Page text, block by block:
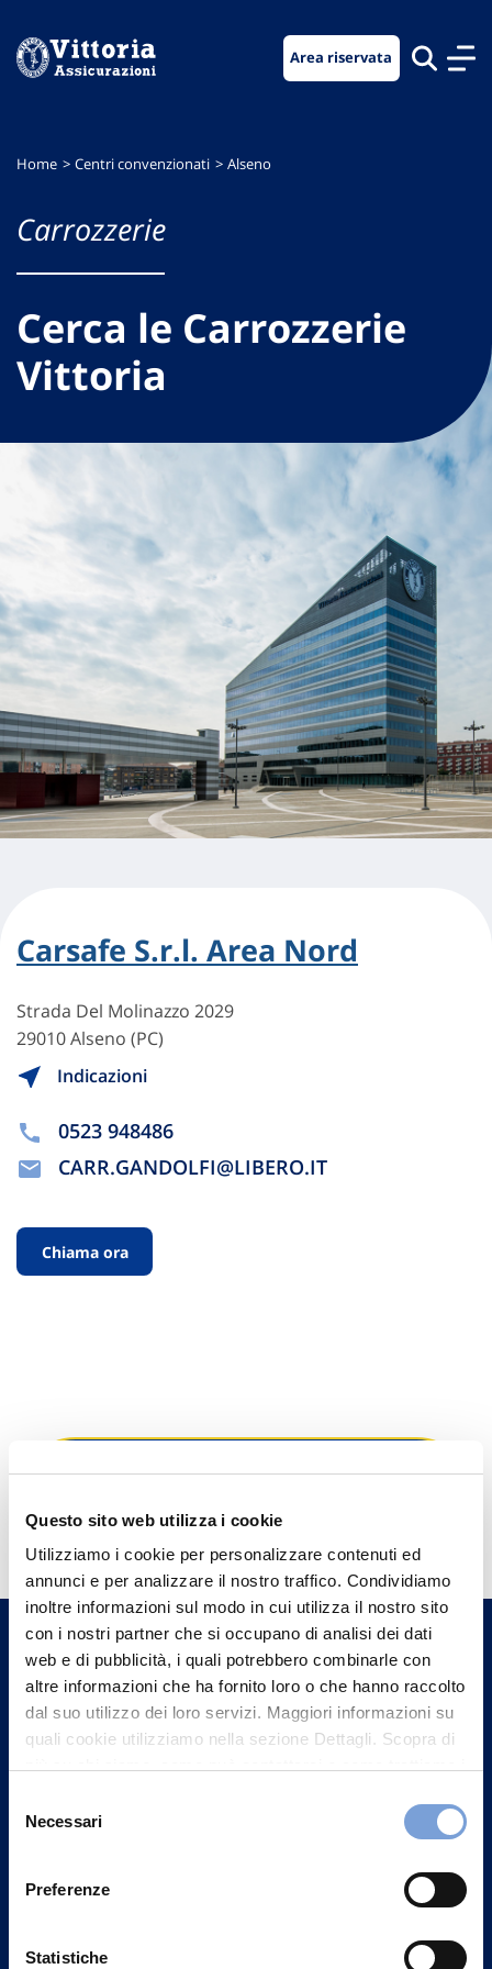
Questo sito web utilizza i cookie
Utilizziamo i cookie per personalizzare contenuti ed
annunci e per analizzare il nostro traffico. Condividiamo
inoltre informazioni sul modo in cui utilizza il nostro sito
con i nostri partner che si occupano di analisi dei dati
web e di pubblicità, i quali potrebbero combinarle con
altre informazioni che ha fornito loro o che hanno raccolto
dal suo utilizzo dei loro servizi. Maggiori informazioni su
quali cookie utilizziamo nella sezione Dettagli. Scopra di
può trovare nel footer del sito nella sezione "Informativa
delNecessari
Preferenze
Statistiche
menu
contenuto
footer
Area riservata
Home Centri convenzionati Alseno
Carrozzerie
Cerca le Carrozzerie
Vittoria
Carsafe S.r.l. Area Nord
Strada Del Molinazzo 2029
29010 Alseno (PC)
Indicazioni
0523 948486
CARR.GANDOLFI@LIBERO.IT
Chiama ora
Hai bisogno di
informazioni?
Trova l'Agenzia più vicina a te e parla con
un nostro Agente.
Contattaci